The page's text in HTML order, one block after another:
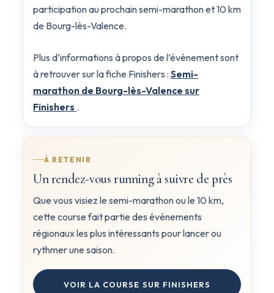
participation au prochain semi-marathon et 10 km
de Bourg-lès-Valence.
Plus d’informations à propos de l’événement sont
à retrouver sur la fiche Finishers : Semi-
marathon de Bourg-lès-Valence sur
Finishers .
À RETENIR
Un rendez-vous running à suivre de près
Que vous visiez le semi-marathon ou le 10 km,
cette course fait partie des événements
régionaux les plus intéressants pour lancer ou
rythmer une saison.
VOIR LA COURSE SUR FINISHERS